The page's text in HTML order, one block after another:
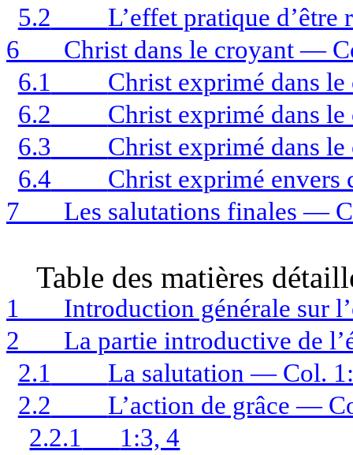
5.2
L’effet pratique
6
Christ dans le croyant —
6.1
Christ exprimé dans
6.2
Christ exprimé dans
6.3
Christ exprimé dans
6.4
Christ exprimé
7
Les salutations finales —
Table des matières
1
Introduction générale sur
2
La partie introductive de
2.1
La salutation — Col.
2.2
L’action de grâce —
2.2.1
1:3, 4